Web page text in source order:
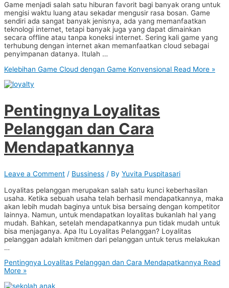
Game menjadi salah satu hiburan favorit bagi banyak orang untuk
mengisi waktu luang atau sekadar mengusir rasa bosan. Game
sendiri ada sangat banyak jenisnya, ada yang memanfaatkan
teknologi internet, tetapi banyak juga yang dapat dimainkan
secara offline atau tanpa koneksi internet. Sering kali game yang
terhubung dengan internet akan memanfaatkan cloud sebagai
penyimpanan datanya. Itulah …
Kelebihan Game Cloud dengan Game Konvensional Read More »
Pentingnya Loyalitas
Pelanggan dan Cara
Mendapatkannya
Leave a Comment / Bussiness / By Yuvita Puspitasari
Loyalitas pelanggan merupakan salah satu kunci keberhasilan
usaha. Ketika sebuah usaha telah berhasil mendapatkannya, maka
akan lebih mudah baginya untuk bisa bersaing dengan kompetitor
lainnya. Namun, untuk mendapatkan loyalitas bukanlah hal yang
mudah. Bahkan, setelah mendapatkannya pun tidak mudah untuk
bisa menjaganya. Apa Itu Loyalitas Pelanggan? Loyalitas
pelanggan adalah kmitmen dari pelanggan untuk terus melakukan
…
Pentingnya Loyalitas Pelanggan dan Cara Mendapatkannya Read
More »